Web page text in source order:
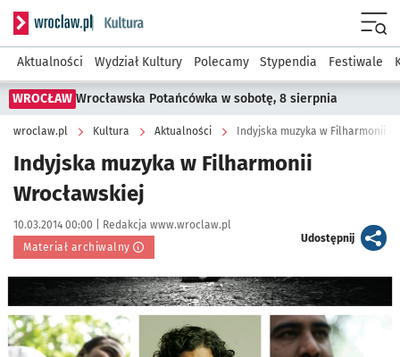
Serwis informacyjny wroclaw.pl podserwis: Kultura
Aktualności Wydział Kultury Polecamy Stypendia Festiwale
WROCŁAW Wrocławska Potańcówka w sobotę, 8 sierpnia
wroclaw.pl Kultura Aktualności Indyjska muzyka w Filharmonii
Indyjska muzyka w Filharmonii
Wrocławskiej
Data publikacji:
10.03.2014 00:00 | Autor:
Redakcja www.wroclaw.pl
Materiał archiwalny
Udostępnijartykuł
Kliknij, aby powiększyć